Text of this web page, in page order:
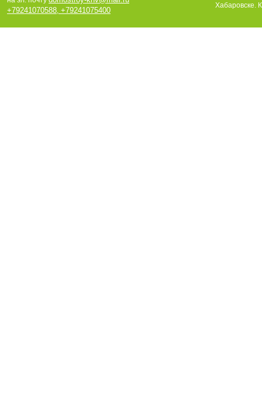
+79241070588, +79241075400
Хабаровске.